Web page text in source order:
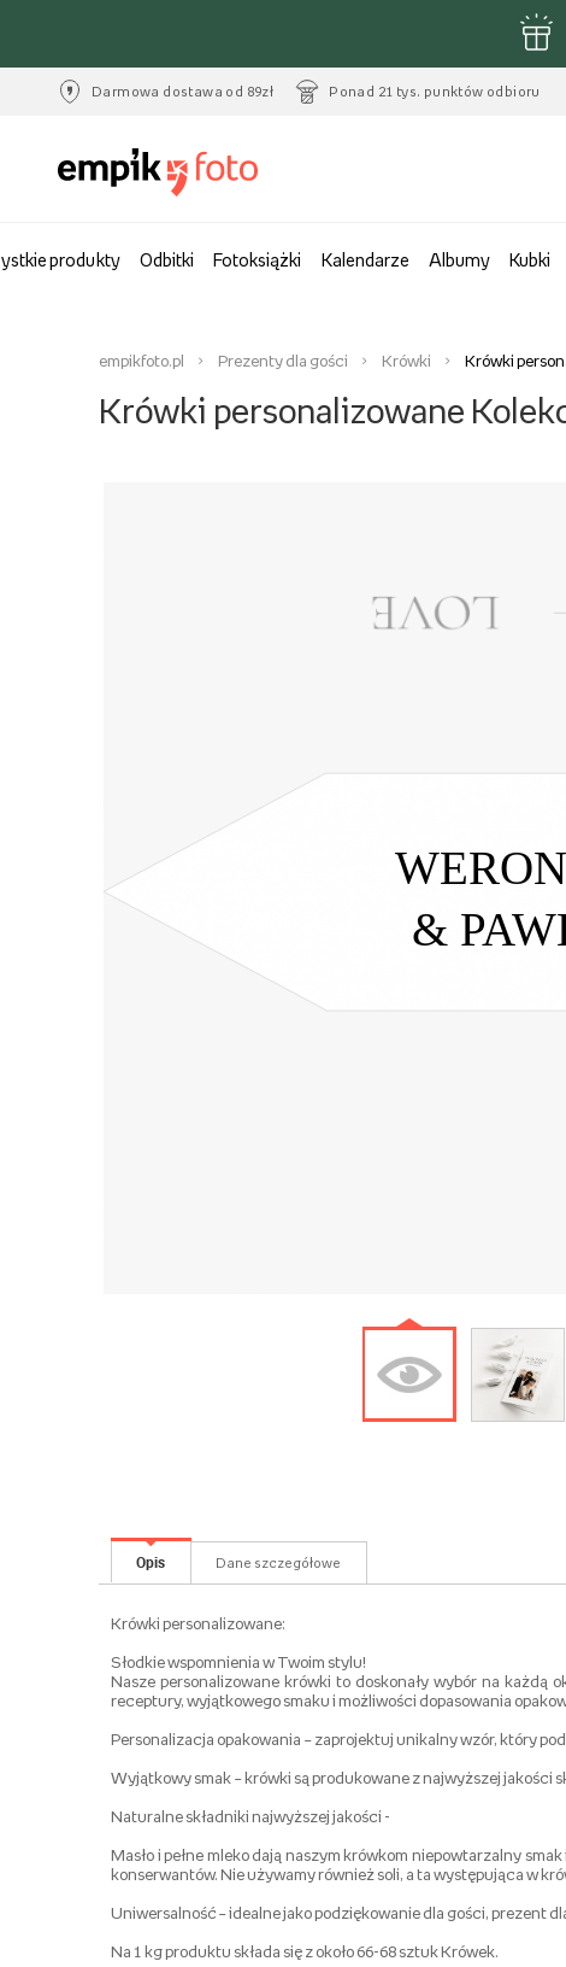
Darmowa dostawa od 89zł Ponad 21 tys. punktów odbioru
produkty Odbitki Fotoksiążki Kalendarze Albumy Kubki
empikfoto.pl Prezenty dla gości Krówki Krówki
Krówki personalizowane
&
Opis Dane szczegółowe
Krówki personalizowane:
Słodkie wspomnienia w Twoim stylu!
Nasze personalizowane krówki to doskonały wybór na
receptury, wyjątkowego smaku i możliwości dopasowania
Personalizacja opakowania – zaprojektuj unikalny wzór, który
Wyjątkowy smak – krówki są produkowane z najwyższej jakości
Naturalne składniki najwyższej jakości -
Masło i pełne mleko dają naszym krówkom niepowtarzalny
konserwantów. Nie używamy również soli, a ta występująca w
Uniwersalność – idealne jako podziękowanie dla gości, prezent
Na 1 kg produktu składa się z około 66-68 sztuk Krówek.